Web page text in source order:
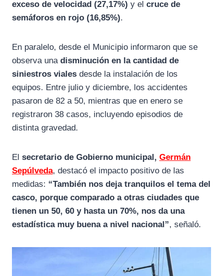
exceso de velocidad (27,17%) y el cruce de
semáforos en rojo (16,85%).
En paralelo, desde el Municipio informaron que se
observa una disminución en la cantidad de
siniestros viales desde la instalación de los
equipos. Entre julio y diciembre, los accidentes
pasaron de 82 a 50, mientras que en enero se
registraron 38 casos, incluyendo episodios de
distinta gravedad.
El secretario de Gobierno municipal, Germán
Sepúlveda, destacó el impacto positivo de las
medidas: “También nos deja tranquilos el tema del
casco, porque comparado a otras ciudades que
tienen un 50, 60 y hasta un 70%, nos da una
estadística muy buena a nivel nacional”, señaló.